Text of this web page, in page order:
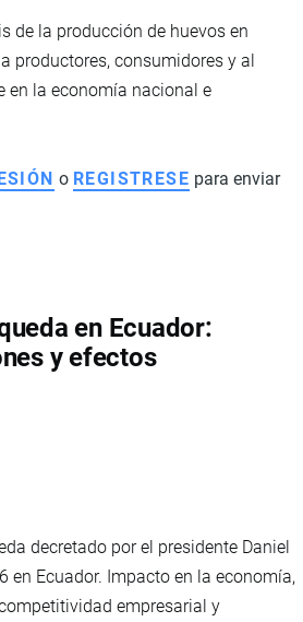
de la producción de huevos en
productores, consumidores y al
en la economía nacional e
o REGISTRESE para enviar
en Ecuador:
y efectos
decretado por el presidente Daniel
en Ecuador. Impacto en la economía,
empresarial y